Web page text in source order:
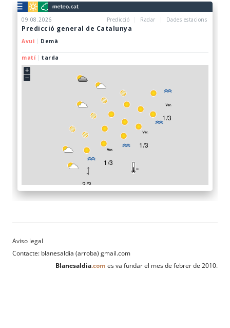
Contacte: blanesaldia (arroba) gmail.com
Blanesaldia.com es va fundar el mes de febrer de 2010.